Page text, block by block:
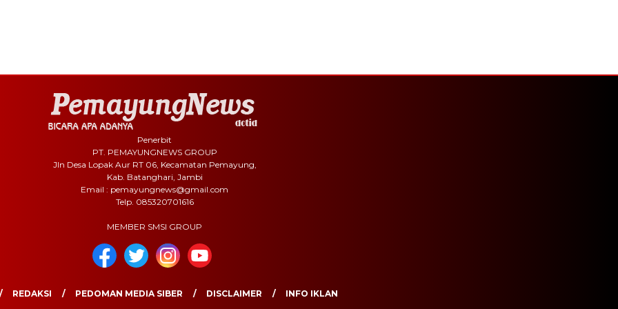
Penerbit
PT. PEMAYUNGNEWS GROUP
Jln Desa Lopak Aur RT 06, Kecamatan Pemayung,
Kab. Batanghari, Jambi
Email : pemayungnews@gmail.com
Telp. 085320701616
MEMBER SMSI GROUP
REDAKSI PEDOMAN MEDIA SIBER DISCLAIMER INFO IKLAN